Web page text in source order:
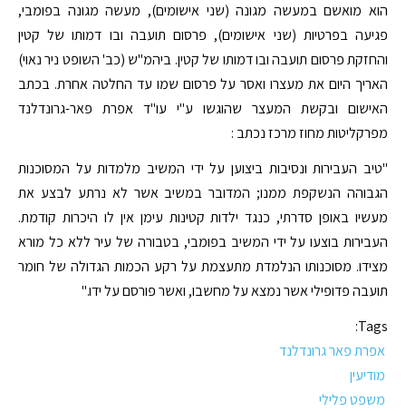
הוא מואשם במעשה מגונה (שני אישומים), מעשה מגונה בפומבי,
פגיעה בפרטיות (שני אישומים), פרסום תועבה ובו דמותו של קטין
והחזקת פרסום תועבה ובו דמותו של קטין. ביהמ"ש (כב' השופט ניר נאוי)
האריך היום את מעצרו ואסר על פרסום שמו עד החלטה אחרת. בכתב
האישום ובקשת המעצר שהוגשו ע"י עו"ד אפרת פאר-גרונדלנד
מפרקליטות מחוז מרכז נכתב :
"טיב העבירות ונסיבות ביצוען על ידי המשיב מלמדות על המסוכנות
הגבוהה הנשקפת ממנו; המדובר במשיב אשר לא נרתע לבצע את
מעשיו באופן סדרתי, כנגד ילדות קטינות עימן אין לו היכרות קודמת.
העבירות בוצעו על ידי המשיב בפומבי, בטבורה של עיר ללא כל מורא
מצידו. מסוכנותו הנלמדת מתעצמת על רקע הכמות הגדולה של חומר
תועבה פדופילי אשר נמצא על מחשבו, ואשר פורסם על ידו."
Tags:
אפרת פאר גרונדלנד
מודיעין
משפט פלילי